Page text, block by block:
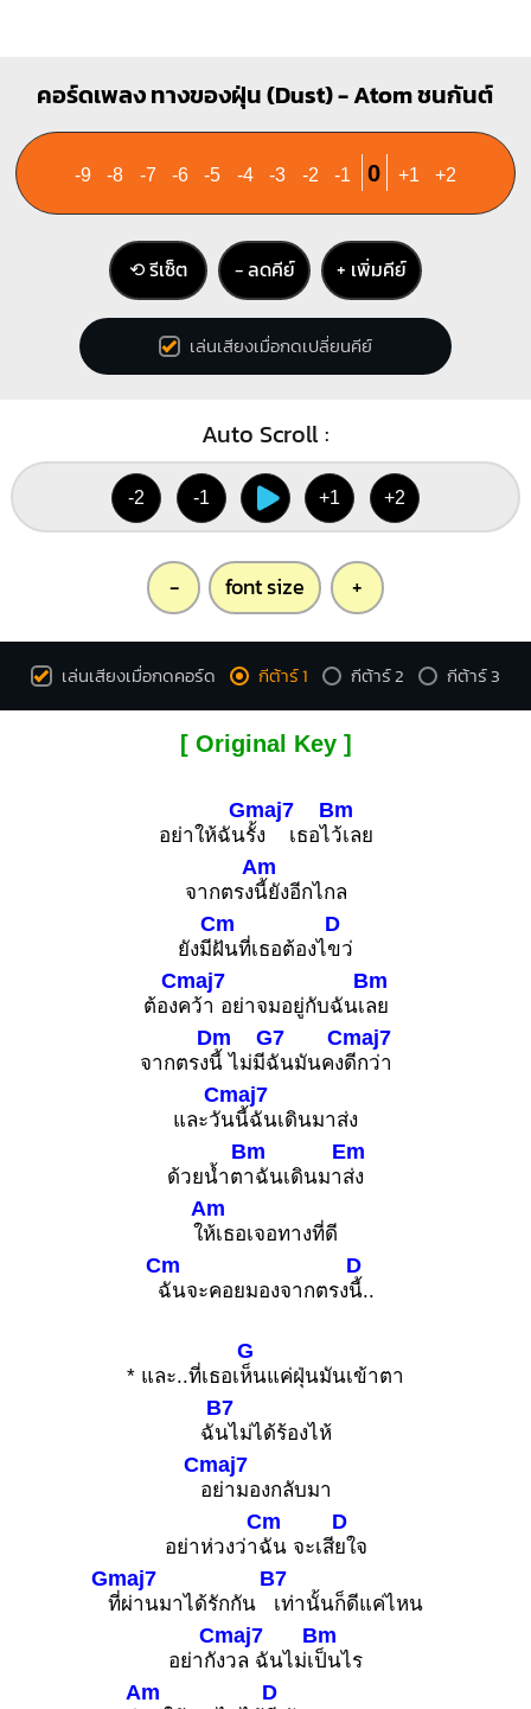
คอร์ดเพลง ทางของฝุ่น (Dust) - Atom ชนกันต์
-9 -8 -7 -6 -5 -4 -3 -2 -1 0 +1 +2
⟲ รีเซ็ต − ลดคีย์ + เพิ่มคีย์
เล่นเสียงเมื่อกดเปลี่ยนคีย์
Auto Scroll :
-2 -1 +1 +2
- font size +
เล่นเสียงเมื่อกดคอร์ด กีต้าร์ 1 กีต้าร์ 2 กีต้าร์ 3
[ Original Key ]
อย่าให้ฉัน
Gmaj7
รั้ง เธอไ
Bm
ว้เลย
จากตรง
Am
นี้ยังอีกไกล
ยังมี
Cm
ฝันที่เธอต้องไ
D
ขว่
ต้อง
Cmaj7
คว้า อย่าจมอยู่กับฉันเ
Bm
ลย
จากตรง
Dm
นี้ ไม่มี
G7
ฉันมันคง
Cmaj7
ดีกว่า
และวั
Cmaj7
นนี้ฉันเดินมาส่ง
ด้วยน้ำต
Bm
าฉันเดินมา
Em
ส่ง
ใ
Am
ห้เธอเจอทางที่ดี
Cm
ฉันจะคอยมองจากตรง
D
นี้..
* และ..ที่เธอเ
G
ห็นแค่ฝุ่นมันเข้าตา
ฉั
B7
นไม่ได้ร้องไห้
Cmaj7
อย่ามองกลับมา
อย่าห่วงว่า
Cm
ฉัน จะเสี
D
ยใจ
Gmaj7
ที่ผ่านมาได้รักกัน
B7
เท่านั้นก็ดีแค่ไหน
อย่ากั
Cmaj7
งวล ฉันไม่เ
Bm
ป็นไร
Am D